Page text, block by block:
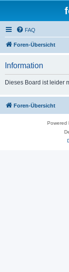
FAQ
Foren-Übersicht
Information
Dieses Board ist leider
Foren-Übersicht
Powered